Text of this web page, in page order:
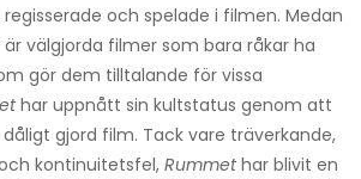
regisserade och spelade i filmen. Medan
välgjorda filmer som bara råkar ha
gör dem tilltalande för vissa
har uppnått sin kultstatus genom att
gjord film. Tack vare träverkande,
kontinuitetsfel, Rummethar blivit en